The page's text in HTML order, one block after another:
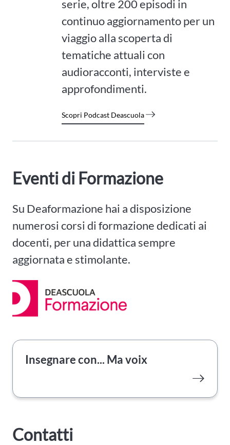
serie, oltre 200 episodi in
continuo aggiornamento per un
viaggio alla scoperta di
tematiche attuali con
audioracconti, interviste e
approfondimenti.
Scopri Podcast Deascuola
Eventi di Formazione
Su Deaformazione hai a disposizione
numerosi corsi di formazione dedicati ai
docenti, per una didattica sempre
aggiornata e stimolante.
Insegnare con... Ma voix
Contatti